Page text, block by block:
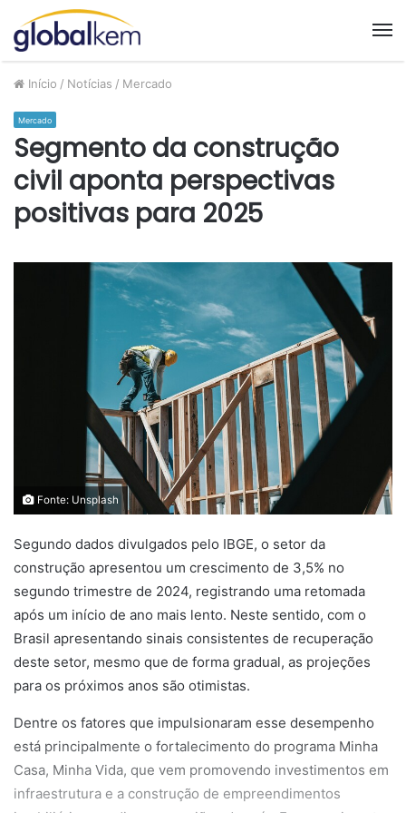
Início / Notícias / Mercado
Mercado
Segmento da construção
civil aponta perspectivas
positivas para 2025
Fonte: Unsplash
Segundo dados divulgados pelo IBGE, o setor da
construção apresentou um crescimento de 3,5% no
segundo trimestre de 2024, registrando uma retomada
após um início de ano mais lento. Neste sentido, com o
Brasil apresentando sinais consistentes de recuperação
deste setor, mesmo que de forma gradual, as projeções
para os próximos anos são otimistas.
Dentre os fatores que impulsionaram esse desempenho
está principalmente o fortalecimento do programa Minha
Casa, Minha Vida, que vem promovendo investimentos em
infraestrutura e a construção de empreendimentos